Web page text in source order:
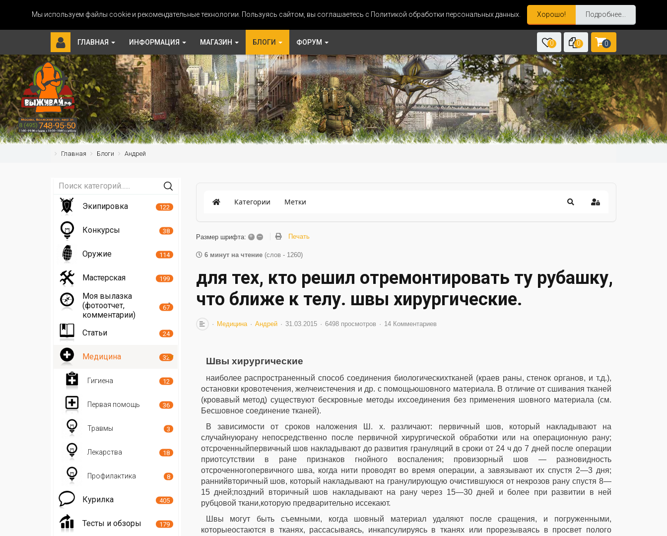
Мы используем файлы cookie и рекомендательные технологии. Пользуясь сайтом, вы соглашаетесь с Политикой обработки персональных данных. Хорошо! Подробнее...
ГЛАВНАЯ ИНФОРМАЦИЯ МАГАЗИН БЛОГИ ФОРУМ 0 0 0
Главная Блоги Андрей
Категории Метки
Размер шрифта: + – Печать
6 минут на чтение (слов - 1260)
для тех, кто решил отремонтировать ту рубашку,
что ближе к телу. швы хирургические.
Медицина Андрей 31.03.2015 6498 просмотров 14 Комментариев
Швы хирургические
наиболее распространенный способ соединения биологическихтканей (краев раны, стенок органов, и т.д.),
остановки кровотечения, желчеистечения и др. с помощьюшовного материала. В отличие от сшивания тканей
(кровавый метод) существуют бескровные методы ихсоединения без применения шовного материала (см.
Бесшовное соединение тканей).
В зависимости от сроков наложения Ш. х. различают: первичный шов, который накладывают на
случайнуюрану непосредственно после первичной хирургической обработки или на операционную рану;
отсроченныйпервичный шов накладывают до развития грануляций в сроки от 24 ч до 7 дней после операции
приотсутствии в ране признаков гнойного воспаления; провизорный шов — разновидность
отсроченногопервичного шва, когда нити проводят во время операции, а завязывают их спустя 2—3 дня;
раннийвторичный шов, который накладывают на гранулирующую очистившуюся от некрозов рану спустя 8—
15 дней;поздний вторичный шов накладывают на рану через 15—30 дней и более при развитии в ней
рубцовой ткани,которую предварительно иссекают.
Швы могут быть съемными, когда шовный материал удаляют после сращения, и погруженными,
которыеостаются в тканях, рассасываясь, инкапсулируясь в тканях или прорезываясь в просвет полого
Экипировка 122
Конкурсы 38
Оружие 114
Мастерская 199
Моя вылазка
(фотоотчет,
комментарии)
67
Статьи 24
Медицина 32
Гигиена 12
Первая помощь 36
Травмы 3
Лекарства 18
Профилактика 8
Курилка 405
Тесты и обзоры 179